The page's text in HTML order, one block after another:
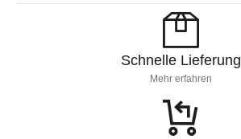
Schnelle Lieferung
Mehr erfahren